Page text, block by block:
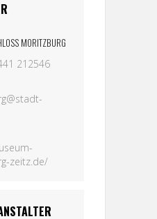
MORITZBURG
212546
zeitz.de/